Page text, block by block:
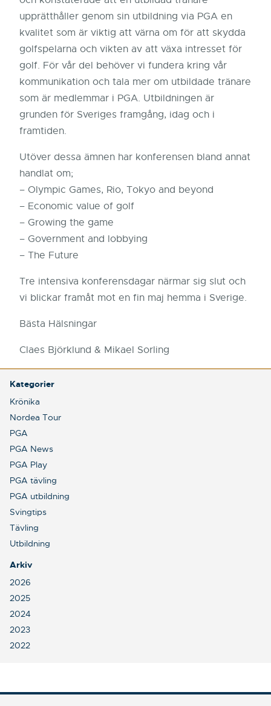
upprätthåller genom sin utbildning via PGA en
kvalitet som är viktig att värna om för att skydda
golfspelarna och vikten av att växa intresset för
golf. För vår del behöver vi fundera kring vår
kommunikation och tala mer om utbildade tränare
som är medlemmar i PGA. Utbildningen är
grunden för Sveriges framgång, idag och i
framtiden.
Utöver dessa ämnen har konferensen bland annat
handlat om;
– Olympic Games, Rio, Tokyo and beyond
– Economic value of golf
– Growing the game
– Government and lobbying
– The Future
Tre intensiva konferensdagar närmar sig slut och
vi blickar framåt mot en fin maj hemma i Sverige.
Bästa Hälsningar
Claes Björklund & Mikael Sorling
Kategorier
Krönika
Nordea Tour
PGA
PGA News
PGA Play
PGA tävling
PGA utbildning
Svingtips
Tävling
Utbildning
Arkiv
2026
2025
2024
2023
2022